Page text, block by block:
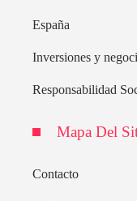
España
Inversiones y
Responsabilidad
Mapa Del
Contacto